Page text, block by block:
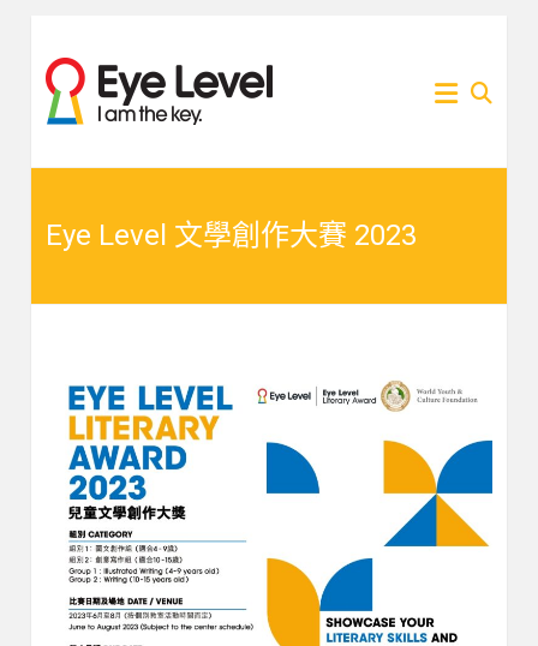
content
Eye
Level
資訊
為各
家長
提供
Eye
的網
站
Eye Level 文學創作大賽 2023